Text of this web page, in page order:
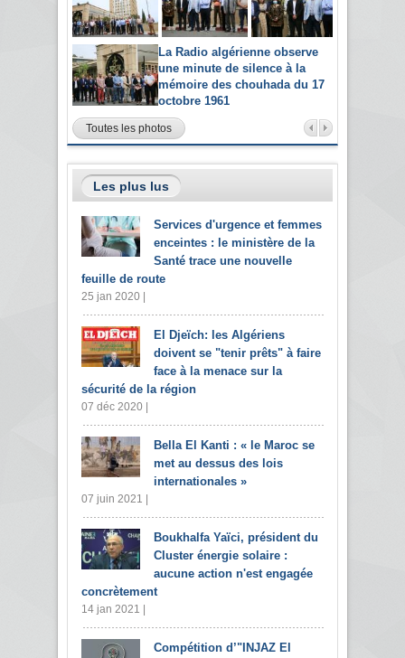
La Radio algérienne observe
une minute de silence à la
mémoire des chouhada du 17
octobre 1961
Toutes les photos
Les plus lus
Services d'urgence et femmes
enceintes : le ministère de la
Santé trace une nouvelle
feuille de route
25 jan 2020 |
El Djeïch: les Algériens
doivent se "tenir prêts" à faire
face à la menace sur la
sécurité de la région
07 déc 2020 |
Bella El Kanti : « le Maroc se
met au dessus des lois
internationales »
07 juin 2021 |
Boukhalfa Yaïci, président du
Cluster énergie solaire :
aucune action n'est engagée
concrètement
14 jan 2021 |
Compétition d’"INJAZ El